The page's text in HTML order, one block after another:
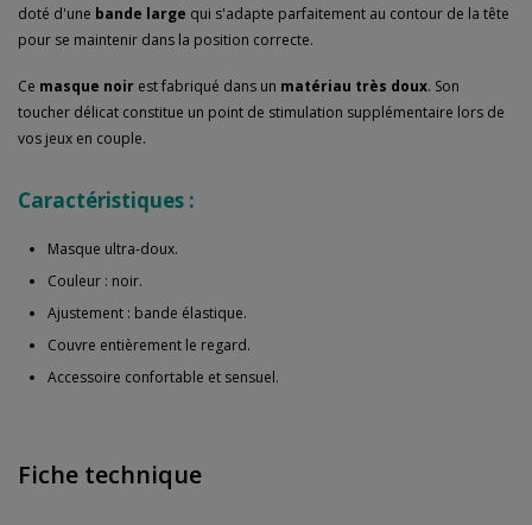
doté d'une bande large qui s'adapte parfaitement au contour de la tête
pour se maintenir dans la position correcte.
Ce masque noir est fabriqué dans un matériau très doux. Son
toucher délicat constitue un point de stimulation supplémentaire lors de
vos jeux en couple.
Caractéristiques :
Masque ultra-doux.
Couleur : noir.
Ajustement : bande élastique.
Couvre entièrement le regard.
Accessoire confortable et sensuel.
Fiche technique